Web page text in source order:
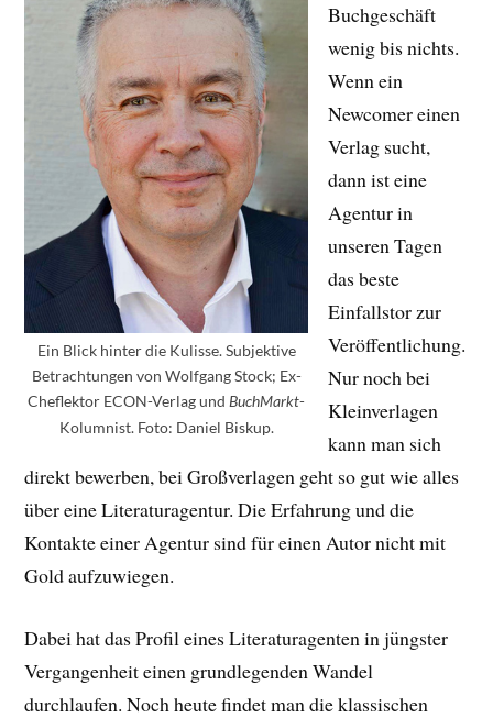
Ein Blick hinter die Kulisse. Subjektive
Betrachtungen von Wolfgang Stock; Ex-
Cheflektor ECON-Verlag undBuchMarkt-
Kolumnist. Foto: Daniel Biskup.
Buchgeschäft
wenig bis nichts.
Wenn ein
Newcomer einen
Verlag sucht,
dann ist eine
Agentur in
unseren Tagen
das beste
Einfallstor zur
Veröffentlichung.
Nur noch bei
Kleinverlagen
kann man sich
direkt bewerben, bei Großverlagen geht so gut wie alles
über eine Literaturagentur. Die Erfahrung und die
Kontakte einer Agentur sind für einen Autor nicht mit
Gold aufzuwiegen.
Dabei hat das Profil eines Literaturagenten in jüngster
Vergangenheit einen grundlegenden Wandel
durchlaufen. Noch heute findet man die klassischen